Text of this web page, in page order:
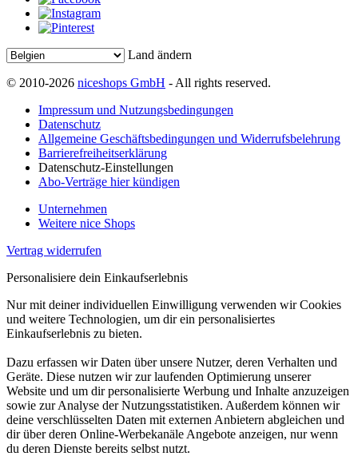
Land ändern
© 2010-2026 niceshops GmbH - All rights reserved.
Impressum und Nutzungsbedingungen
Datenschutz
Allgemeine Geschäftsbedingungen und Widerrufsbelehrung
Barrierefreiheitserklärung
Datenschutz-Einstellungen
Abo-Verträge hier kündigen
Unternehmen
Weitere nice Shops
Vertrag widerrufen
Personalisiere dein Einkaufserlebnis
Nur mit deiner individuellen Einwilligung verwenden wir Cookies
und weitere Technologien, um dir ein personalisiertes
Einkaufserlebnis zu bieten.
Dazu erfassen wir Daten über unsere Nutzer, deren Verhalten und
Geräte. Diese nutzen wir zur laufenden Optimierung unserer
Website und um dir personalisierte Werbung und Inhalte anzuzeigen
sowie zur Analyse der Nutzungsstatistiken. Außerdem können wir
deine verschlüsselten Daten mit externen Anbietern abgleichen und
dir über deren Online-Werbekanäle Angebote anzeigen, nur wenn
du deren Dienste bereits selbst nutzt.